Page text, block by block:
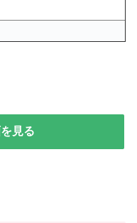
見る